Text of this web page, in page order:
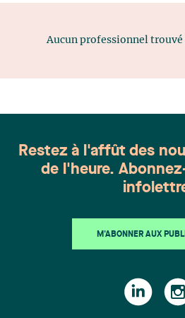
Aucun professionnel trouvé
Restez à l'affût des
de l'heure.
M'ABONNER AUX